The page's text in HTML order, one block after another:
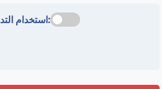
استخدام التدوين العلمي: